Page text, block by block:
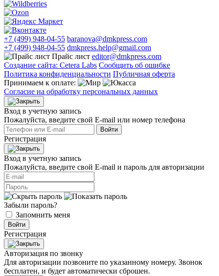
+7 (499) 948-04-55 baranova@dmkpress.com
+7 (499) 948-04-55 dmkpress.help@gmail.com
Прайс лист editor@dmkpress.com
Создание сайта: Cetera Labs Сообщить об ошибке
Политика конфиденциальности Публичная оферта
Принимаем к оплате:
Согласие на обработку персональных данных
Вход в учетную запись
Пожалуйста, введите свой E‑mail или номер телефона
Войти
Регистрация
Вход в учетную запись
Пожалуйста, введите свой E‑mail и пароль для авторизации
Забыли пароль?
Запомнить меня
Войти
Регистрация
Авторизация по звонку
Для авторизации позвоните по указанному номеру. Звонок
бесплатен, и будет автоматически сброшен.